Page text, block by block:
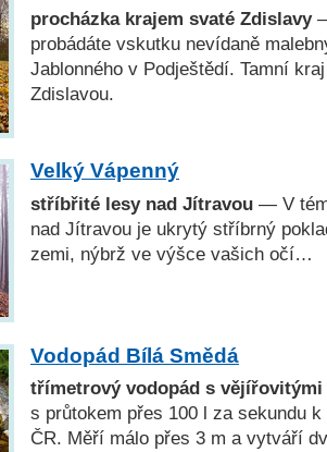
procházka krajem svaté Zdislavy—
probádáte vskutku nevídaně
Jablonného v Podještědí. Tamní
Zdislavou.
Velký Vápenný
stříbřité lesy nad Jítravou — V
nad Jítravou je ukrytý stříbrný
zemi, nýbrž ve výšce vašich očí…
Vodopád Bílá Smědá
třímetrový vodopád s vějířovitými
s průtokem přes 100 l za sekundu
ČR. Měří málo přes 3 m a vytváří